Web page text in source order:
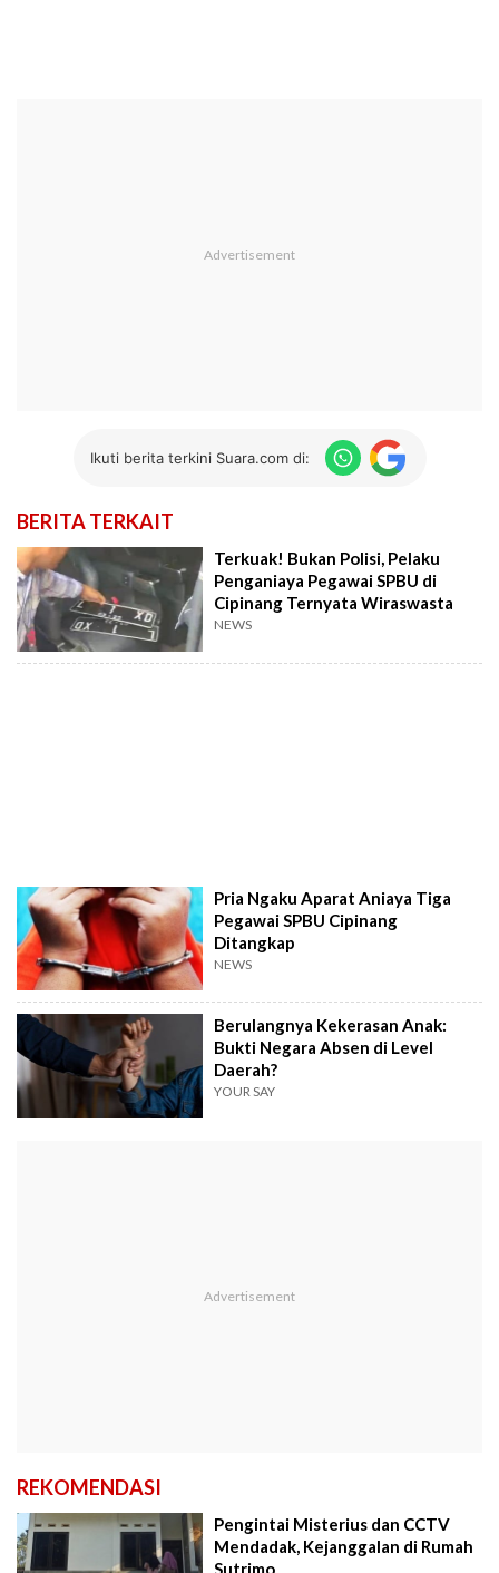
Ikuti berita terkini Suara.com di:
BERITA TERKAIT
Terkuak! Bukan Polisi, Pelaku
Penganiaya Pegawai SPBU di
Cipinang Ternyata Wiraswasta
NEWS
Pria Ngaku Aparat Aniaya Tiga
Pegawai SPBU Cipinang
Ditangkap
NEWS
Berulangnya Kekerasan Anak:
Bukti Negara Absen di Level
Daerah?
YOUR SAY
REKOMENDASI
Pengintai Misterius dan CCTV
Mendadak, Kejanggalan di Rumah
Sutrimo